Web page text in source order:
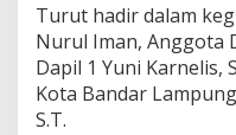
Turut hadir dalam
Nurul Iman, Anggota
Dapil 1 Yuni Karnelis,
Kota Bandar
S.T.